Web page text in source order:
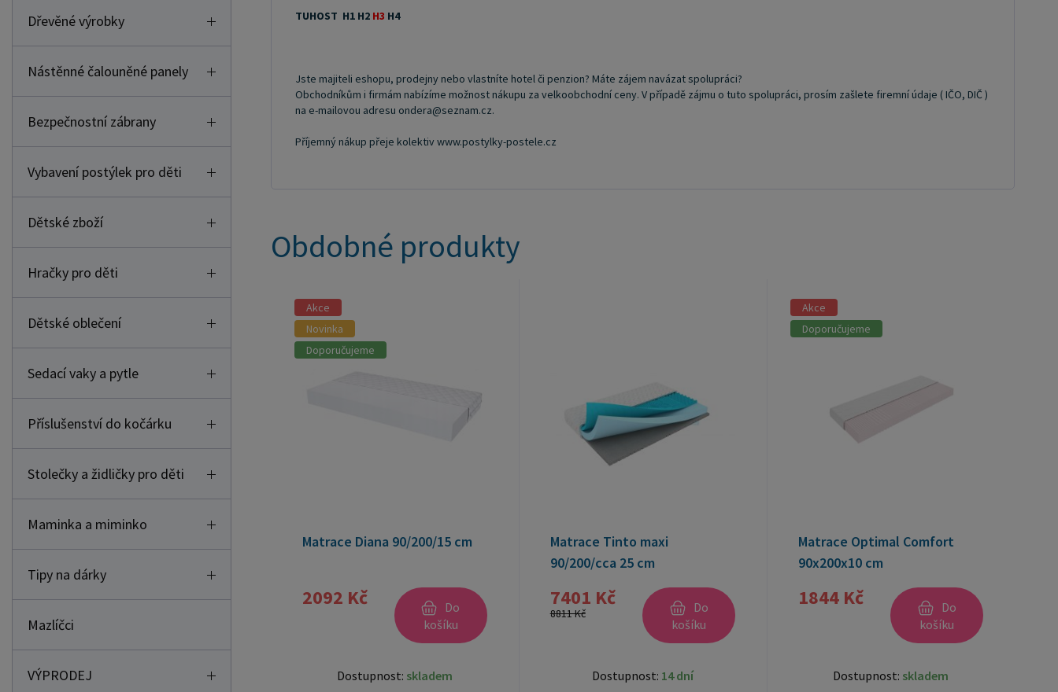
Dřevěné výrobky
Nástěnné čalouněné panely
Bezpečnostní zábrany
Vybavení postýlek pro děti
Dětské zboží
Hračky pro děti
Dětské oblečení
Sedací vaky a pytle
Příslušenství do kočárku
Stolečky a židličky pro děti
Maminka a miminko
Tipy na dárky
Mazlíčci
VÝPRODEJ
TUHOST H1 H2 H3 H4
Jste majiteli eshopu, prodejny nebo vlastníte hotel či penzion? Máte zájem navázat spolupráci?
Obchodníkům i firmám nabízíme možnost nákupu za velkoobchodní ceny. V případě zájmu o tuto spolupráci, prosím zašlete firemní údaje ( IČO, DIČ )
na e-mailovou adresu ondera@seznam.cz.
Příjemný nákup přeje kolektiv www.postylky-postele.cz
Obdobné produkty
Akce
Novinka
Doporučujeme
Matrace Diana 90/200/15 cm
2092 Kč
Do
košíku
Dostupnost: skladem
Matrace Tinto maxi
90/200/cca 25 cm
7401 Kč
8811 Kč
Do
košíku
Dostupnost: 14 dní
Akce
Doporučujeme
Matrace Optimal Comfort
90x200x10 cm
1844 Kč
Do
košíku
Dostupnost: skladem